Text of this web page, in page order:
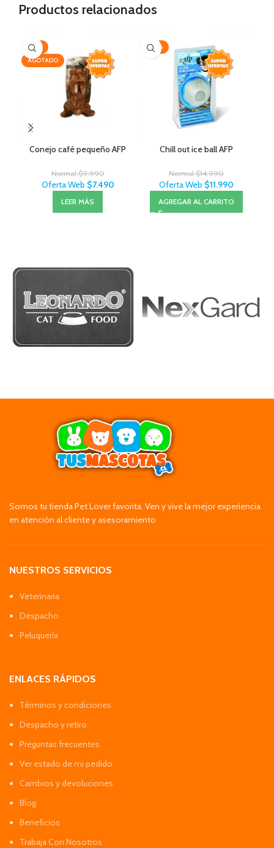
Productos relacionados
-25%
AGOTADO
Conejo café pequeño AFP
Normal$9.990
Oferta Web $7.490
LEER MÁS
-20%
Chill out ice ball AFP
Normal$14.990
Oferta Web $11.990
AGREGAR AL CARRITO
Somos tu tienda Pet Lover favorita. Ven y vive la mejor experiencia
en atención al cliente y asesoramiento
NUESTROS SERVICIOS
Veterinaria
Despacho
Peluquería
ENLACES RÁPIDOS
Términos y condiciones
Despacho y retiro
Preguntas frecuentes
Ver estado de mi pedido
Cambios y devoluciones
Blog
Beneficios
Trabaja Con Nosotros